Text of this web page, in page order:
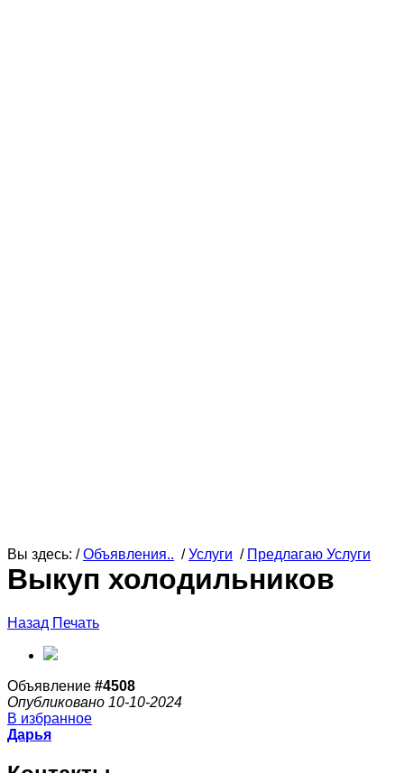
Вы здесь: /Объявления.. /Услуги / Предлагаю Услуги
Выкуп холодильников
Назад Печать
Объявление #4508
Опубликовано 10-10-2024
В избранное
Дарья